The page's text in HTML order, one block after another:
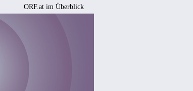
ORF.at im Überblick